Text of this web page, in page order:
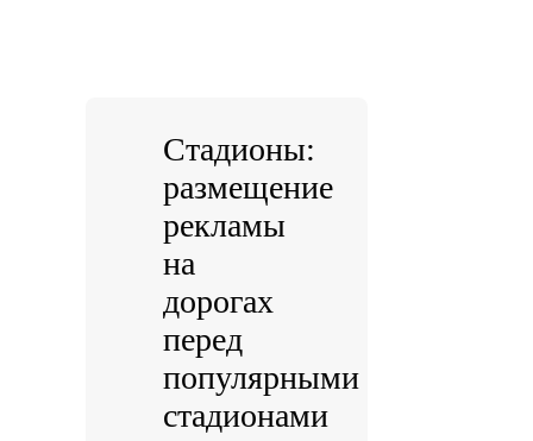
Стадионы:
размещение
рекламы
на
дорогах
перед
популярными
стадионами